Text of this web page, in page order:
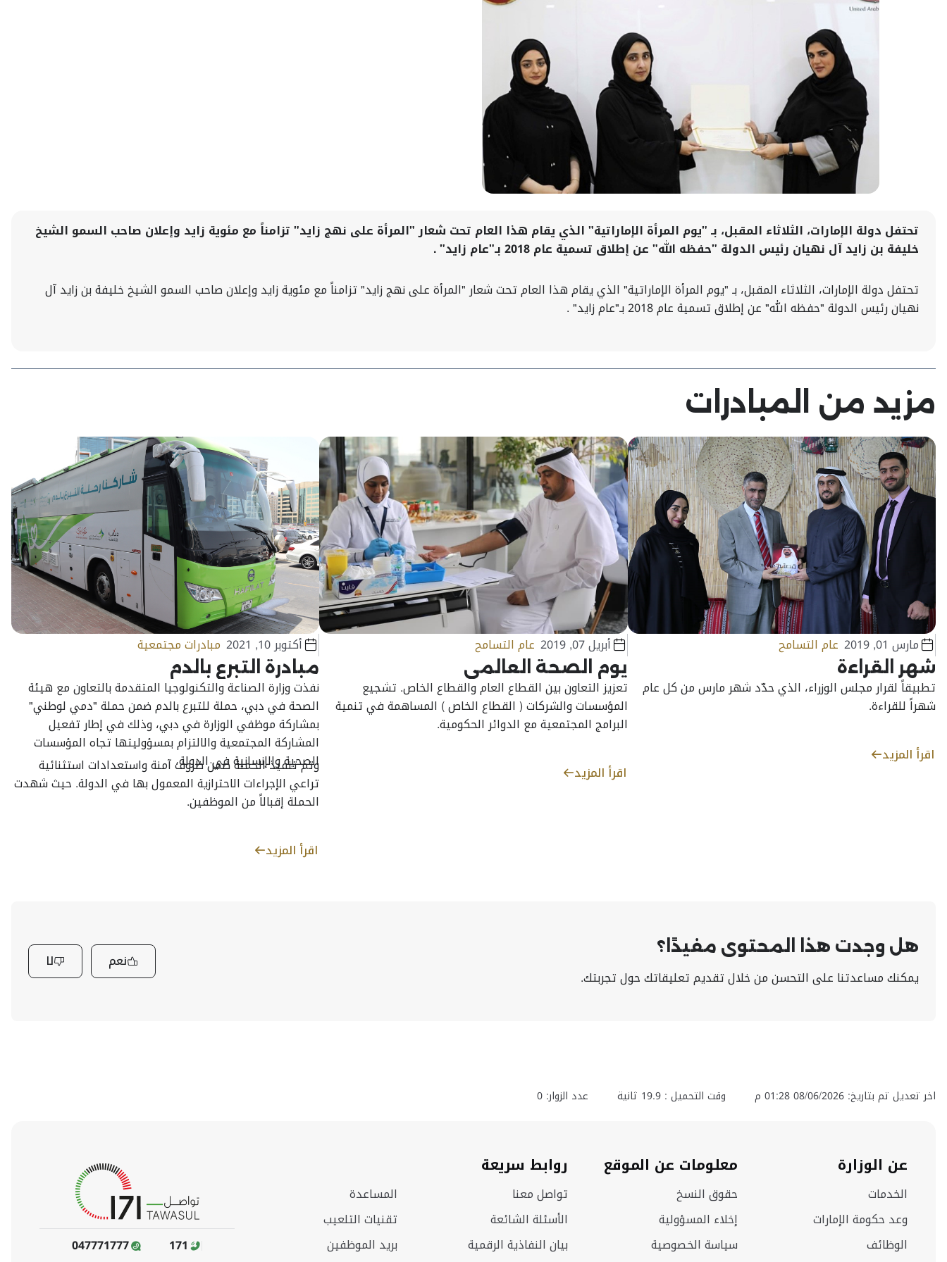
تحتفل دولة الإمارات، الثلاثاء المقبل، بـ "يوم المرأة الإماراتية" الذي يقام هذا العام تحت شعار "المرأة على نهج زايد" تزامناً مع مئوية زايد وإعلان صاحب السمو الشيخ
خليفة بن زايد آل نهيان رئيس الدولة "حفظه الله" عن إطلاق تسمية عام 2018 بـ"عام زايد" ​.
تحتفل دولة الإمارات، الثلاثاء المقبل، بـ "يوم المرأة الإماراتية" الذي يقام هذا العام تحت شعار "المرأة على نهج زايد" تزامناً مع مئوية زايد وإعلان صاحب السمو الشيخ خليفة بن زايد آل
نهيان رئيس الدولة "حفظه الله" عن إطلاق تسمية عام 2018 بـ"عام زايد" ​.
مزيد من المبادرات
مارس 01, 2019 عام التسامح
شهر القراءة
تطبيقاً لقرار مجلس الوزراء، الذي حدّد شهر مارس من كل عام
شهراً للقراءة.
اقرأ المزيد
أبريل 07, 2019 عام التسامح
يوم الصحة العالمي
تعزيز التعاون بين القطاع العام والقطاع الخاص. تشجيع
المؤسسات والشركات ( القطاع الخاص ) المساهمة في تنمية
البرامج المجتمعية مع الدوائر الحكومية.
اقرأ المزيد
أكتوبر 10, 2021 مبادرات مجتمعية
مبادرة التبرع بالدم
نفذت وزارة الصناعة والتكنولوجيا المتقدمة بالتعاون مع هيئة
الصحة في دبي، حملة للتبرع بالدم ضمن حملة "دمي لوطني"
بمشاركة موظفي الوزارة في دبي، وذلك في إطار تفعيل
المشاركة المجتمعية والالتزام بمسؤوليتها تجاه المؤسسات
الصحية والإنسانية في الدولة،
وتم تنفيذ الحملة ضمن ظروف آمنة واستعدادات استثنائية
تراعي الإجراءات الاحترازية المعمول بها في الدولة. حيث شهدت
الحملة إقبالاً من الموظفين.
اقرأ المزيد
هل وجدت هذا المحتوى مفيدًا؟
يمكنك مساعدتنا على التحسن من خلال تقديم تعليقاتك حول تجربتك.
نعم لا
اخر تعديل تم بتاريخ: 08/06/2026 01:28 م وقت التحميل : 19.9 ثانية عدد الزوار: 0
عن الوزارة
الخدمات
وعد حكومة الإمارات
الوظائف
معلومات عن الموقع
حقوق النسخ
إخلاء المسؤولية
سياسة الخصوصية
روابط سريعة
تواصل معنا
الأسئلة الشائعة
بيان النفاذية الرقمية
المساعدة
تقنيات التلعيب
بريد الموظفين
171
047771777